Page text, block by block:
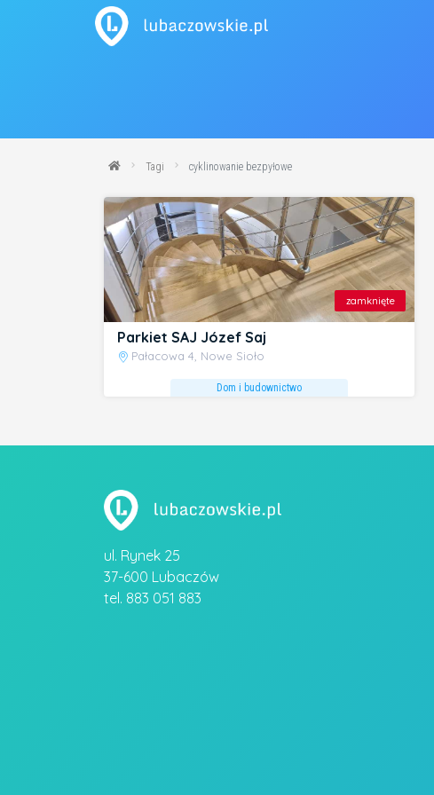
Tagi cyklinowanie bezpyłowe
zamknięte
Parkiet SAJ Józef Saj
Pałacowa 4, Nowe Sioło
Dom i budownictwo
ul. Rynek 25
37-600 Lubaczów
tel. 883 051 883